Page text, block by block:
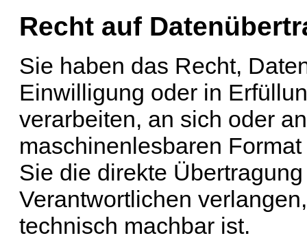
Recht auf
Sie haben das Recht,
Einwilligung oder in
verarbeiten, an sich oder
maschinenlesbaren
Sie die direkte
Verantwortlichen
technisch machbar ist.